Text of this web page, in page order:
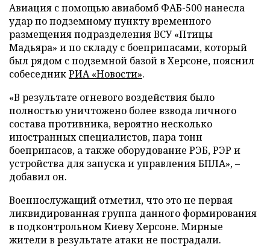
Авиация с помощью авиабомб ФАБ-500 нанесла
удар по подземному пункту временного
размещения подразделения ВСУ «Птицы
Мадьяра» и по складу с боеприпасами, который
был рядом с подземной базой в Херсоне, пояснил
собеседникРИА «Новости».
«В результате огневого воздействия было
полностью уничтожено более взвода личного
состава противника, вероятно несколько
иностранных специалистов, пара тонн
боеприпасов, а также оборудование РЭБ, РЭР и
устройства для запуска и управления БПЛА», –
добавил он.
Военнослужащий отметил, что это не первая
ликвидированная группа данного формирования
в подконтрольном Киеву Херсоне. Мирные
жители в результате атаки не пострадали.